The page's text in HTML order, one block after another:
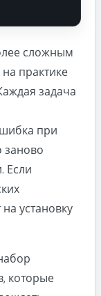
сложным
практике
задача
при
заново
Если
установку
которые